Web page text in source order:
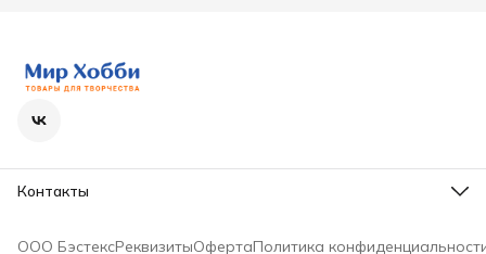
Контакты
Режим работы
ООО БэстексРеквизитыОфертаПолитика